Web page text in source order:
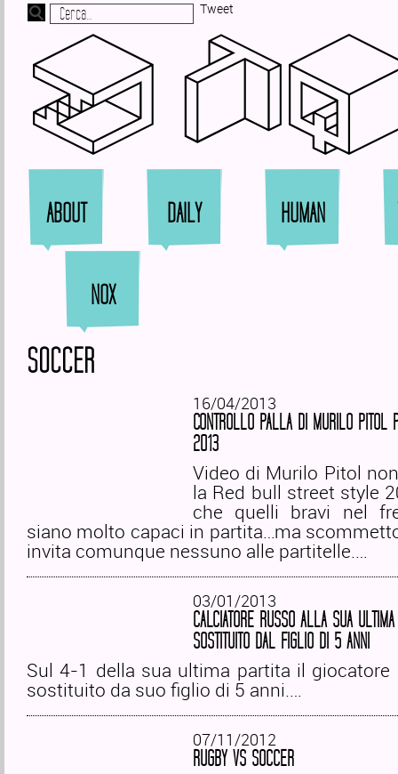
Tweet
ABOUT DAILY HUMAN
NOX
SOCCER
16/04/2013
CONTROLLO PALLA DI MURILO PITOL
2013
Video di Murilo Pitol
la Red bull street style
che quelli bravi nel
siano molto capaci in partita…ma
invita comunque nessuno alle partitelle.…
03/01/2013
CALCIATORE RUSSO ALLA SUA
SOSTITUITO DAL FIGLIO DI 5 ANNI
Sul 4-1 della sua ultima partita il giocatore
sostituito da suo figlio di 5 anni.…
07/11/2012
RUGBY VS SOCCER